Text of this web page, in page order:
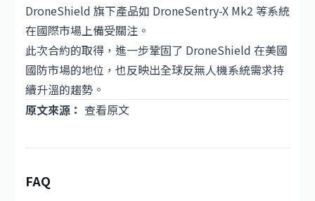
DroneShield 旗下產品如 DroneSentry-X Mk2 等系統
在國際市場上備受關注。
此次合約的取得，進一步鞏固了 DroneShield 在美國
國防市場的地位，也反映出全球反無人機系統需求持
續升溫的趨勢。
原文來源： 查看原文
FAQ